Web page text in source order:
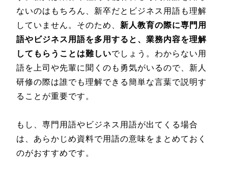
ないのはもちろん、新卒だとビジネス用語も理解
していません。そのため、 新人教育の際に専門用
語やビジネス用語を多用すると、業務内容を理解
してもらうことは難しいでしょう。わからない用
語を上司や先輩に聞くのも勇気がいるので、新人
研修の際は誰でも理解できる簡単な言葉で説明す
ることが重要です。
もし、専門用語やビジネス用語が出てくる場合
は、あらかじめ資料で用語の意味をまとめておく
のがおすすめです。